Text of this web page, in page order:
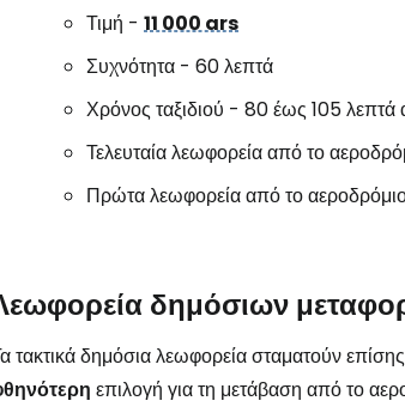
Τιμή - 11 000 ars
Συχνότητα - 60 λεπτά
Χρόνος ταξιδιού - 80 έως 105 λεπτά
Τελευταία λεωφορεία από το
Πρώτα λεωφορεία από το
δημόσιων
τακτικά δημόσια λεωφορεία σταματούν
επιλογή για τη μετάβαση από το